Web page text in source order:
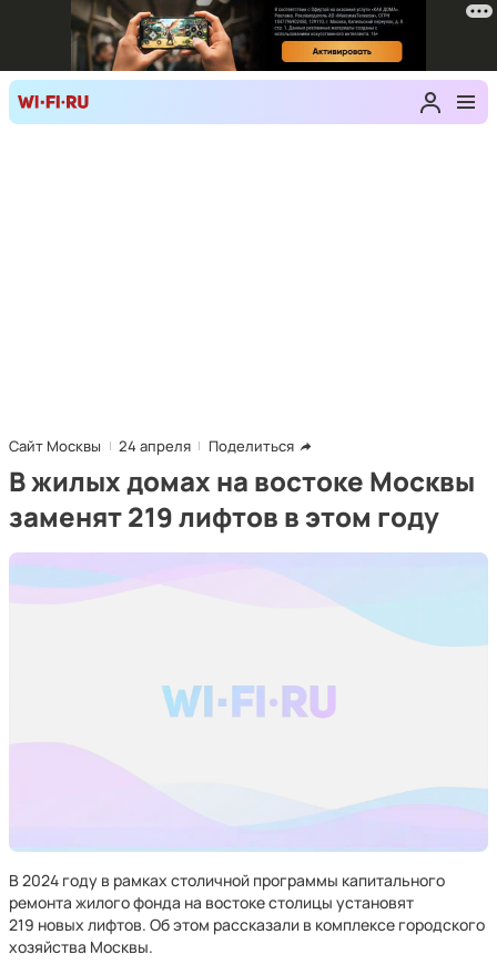
Сайт Москвы 24 апреля Поделиться
В жилых домах на востоке Москвы
заменят 219 лифтов в этом году
В 2024 году в рамках столичной программы капитального
ремонта жилого фонда на востоке столицы установят
219 новых лифтов. Об этом рассказали в комплексе городского
хозяйства Москвы.